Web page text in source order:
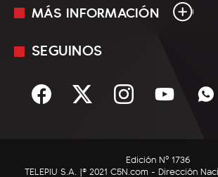
En Vivo
Sociedad
C5N Autos
MÁS INFORMACIÓN
Mediakit
Términos y condiciones
SEGUINOS
Edición Nº 1736
TELEPIU S.A. |© 2021 C5N.com - Dirección